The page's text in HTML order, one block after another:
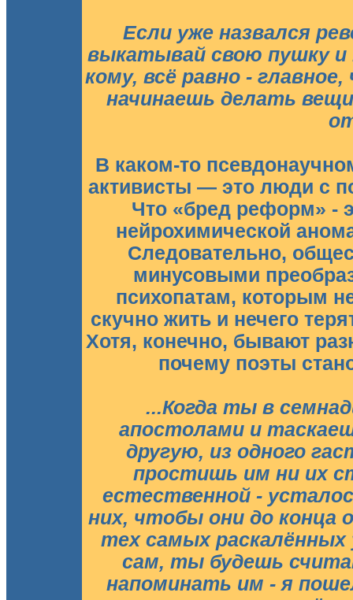
Если уже назвался
выкатывай свою пушку и
кому, всё равно -
начинаешь делать
В каком-то
активисты — это люди с
Что «бред реформ» -
нейрохимической
Следовательно,
минусовыми
психопатам, которым
скучно жить и нечего
Хотя, конечно, бывают
почему поэты
...Когда ты в
апостолами и
другую, из одного
простишь им ни их
естественной -
них, чтобы они до конца
тех самых
сам, ты будешь
напоминать им - я